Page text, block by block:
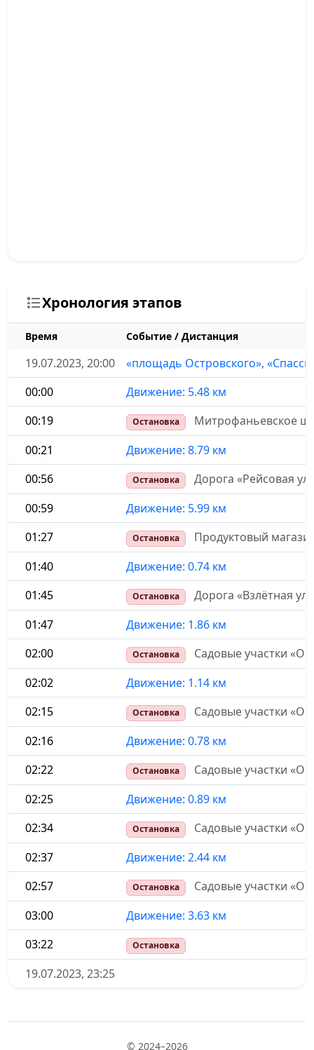
Хронология этапов
Время Событие / Дистанция
19.07.2023, 20:00
«площадь Островского»,
00:00
Движение: 5.48 км
00:19
Остановка
Митрофаньевское
00:21
Движение: 8.79 км
00:56
Остановка
Дорога «Рейсовая
00:59
Движение: 5.99 км
01:27
Остановка
Продуктовый
01:40
Движение: 0.74 км
01:45
Остановка
Дорога «Взлётная
01:47
Движение: 1.86 км
02:00
Остановка
Садовые участки
02:02
Движение: 1.14 км
02:15
Остановка
Садовые участки
02:16
Движение: 0.78 км
02:22
Остановка
Садовые участки
02:25
Движение: 0.89 км
02:34
Остановка
Садовые участки
02:37
Движение: 2.44 км
02:57
Остановка
Садовые участки
03:00
Движение: 3.63 км
03:22
Остановка
19.07.2023, 23:25
© 2024–2026